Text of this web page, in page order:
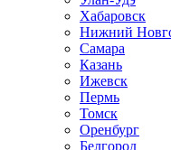
Хабаровск
Нижний
Самара
Казань
Ижевск
Пермь
Томск
Оренбург
Белгород